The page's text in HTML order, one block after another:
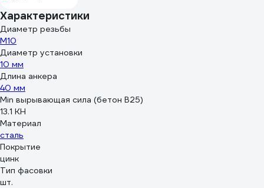
Характеристики
Диаметр резьбы
М10
Диаметр установки
10 мм
Длина анкера
40 мм
Min вырывающая сила (бетон B25)
13.1 КН
Материал
сталь
Покрытие
цинк
Тип фасовки
шт.